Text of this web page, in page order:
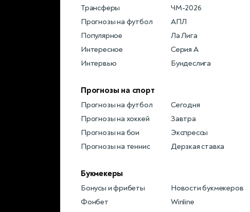
Трансферы
ЧМ-2026
Прогнозы на футбол
АПЛ
Популярное
Ла Лига
Интересное
Серия А
Интервью
Бундеслига
Прогнозы на спорт
Прогнозы на футбол
Сегодня
Прогнозы на хоккей
Завтра
Прогнозы на бои
Экспрессы
Прогнозы на теннис
Дерзкая ставка
Букмекеры
Бонусы и фрибеты
Новости букмекеров
Фонбет
Winline